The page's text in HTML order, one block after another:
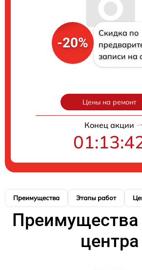
-20%
Скидка по
записи на
Цены на ремонт
Конец акции
Преимущества Этапы работ
Преимущества
центра